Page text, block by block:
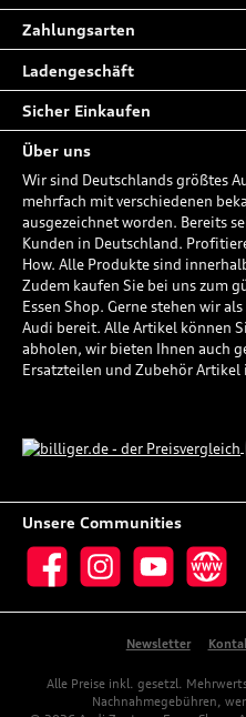
Zahlungsarten
Ladengeschäft
Sicher Einkaufen
Über uns
Wir sind Deutschlands größtes
mehrfach mit verschiedenen
ausgezeichnet worden. Bereits
Kunden in Deutschland.
How. Alle Produkte sind
Zudem kaufen Sie bei uns zum
Essen Shop. Gerne stehen wir
Audi bereit. Alle Artikel können
abholen, wir bieten Ihnen auch
Ersatzteilen und Zubehör Artikel
Unsere Communities
Facebook InstagramYouTube Website
Newsletter
Alle Preise inkl. gesetzl.
Nachnahmegebühren,